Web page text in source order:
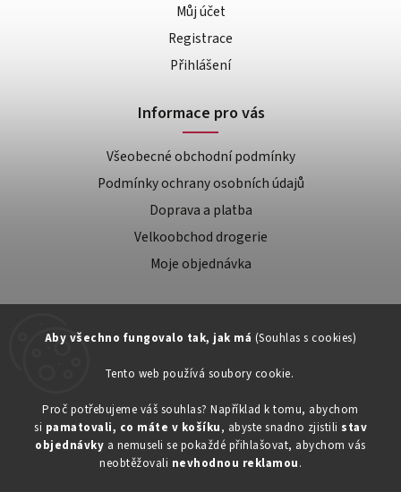
Aby všechno fungovalo tak, jak má (Souhlas s cookies)
Tento web používá soubory cookie.
Proč potřebujeme váš souhlas? Například k tomu, abychom
si pamatovali, co máte v košíku, abyste snadno zjistili stav
objednávky a nemuseli se pokaždé přihlašovat, abychom vás
neobtěžovali nevhodnou reklamou.
734603917
eshop@toner-rl.cz
Můj účet
Registrace
Přihlášení
Informace pro vás
Všeobecné obchodní podmínky
Podmínky ochrany osobních údajů
Doprava a platba
Velkoobchod drogerie
Moje objednávka